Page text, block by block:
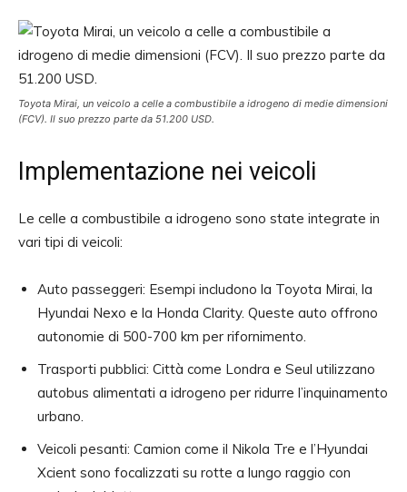
Toyota Mirai, un veicolo a celle a combustibile a idrogeno di medie dimensioni
(FCV). Il suo prezzo parte da 51.200 USD.
Implementazione nei veicoli
Le celle a combustibile a idrogeno sono state integrate in
vari tipi di veicoli:
Auto passeggeri: Esempi includono la Toyota Mirai, la
Hyundai Nexo e la Honda Clarity. Queste auto offrono
autonomie di 500-700 km per rifornimento.
Trasporti pubblici: Città come Londra e Seul utilizzano
autobus alimentati a idrogeno per ridurre l’inquinamento
urbano.
Veicoli pesanti: Camion come il Nikola Tre e l’Hyundai
Xcient sono focalizzati su rotte a lungo raggio con